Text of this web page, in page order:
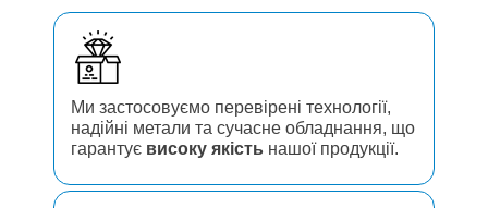
Ми застосовуємо перевірені технології,
надійні метали та сучасне обладнання, що
гарантує високу якість нашої продукції.